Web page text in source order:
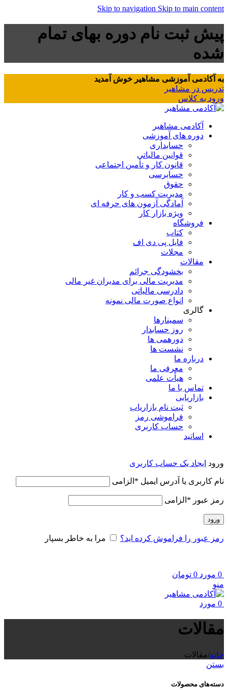
Skip to navigation Skip to main content
پیش ثبت نام دوره بهای تمام
شده
به آکادمی آموزشی مشاهیر خوش آمدید
تدریس در مشاهیر
ورود به کلاس
آکادمی مشاهیر
دوره های آموزشی
حسابداری
قوانین مالیاتی
قانون کار و تأمین اجتماعی
حسابرسی
حقوق
مدیریت کسب و کار
آمادگی آزمون های حرفه ای
ویژه بازار کار
فروشگاه
کتاب
فایل پی دی اف
مجلات
مقالات
بخشودگی جرائم
مدیریت مالی برای مدیران غیر مالی
دادرسی مالیاتی
انواع صورت مالی نمونه
گالری
سمینارها
روز حسابدار
دورهمی ها
نشست ها
درباره ما
معرفی ما
هیأت علمی
تماس با ما
بازاریابی
ثبت نام بازاریاب
فراموشی رمز
حساب کاربری
اساتید
ورود ایجاد یک حساب کاربری
نام کاربری یا آدرس ایمیل * الزامی
رمز عبور * الزامی
ورود
رمز عبور را فراموش کرده اید؟ مرا به خاطر بسپار
0 مورد 0 تومان
منو
0 مورد
مقالات
خانه/مقالات
بستن
دسته‌های محصولات